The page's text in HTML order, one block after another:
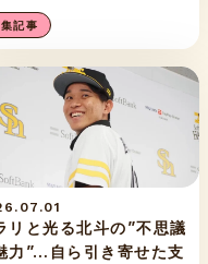
記事
リと光る北斗の”不思議
力”…自ら引き寄せた支